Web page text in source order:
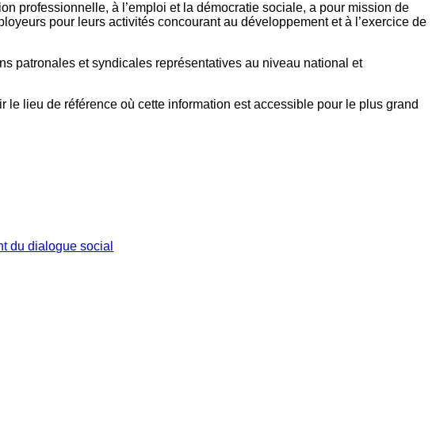
professionnelle, à l’emploi et la démocratie sociale, a pour mission de
pour leurs activités concourant au développement et à l’exercice de
patronales et syndicales représentatives au niveau national et
lieu de référence où cette information est accessible pour le plus grand
du dialogue social